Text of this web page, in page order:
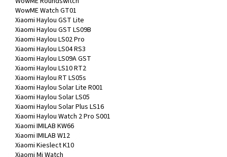
WowME Watch GT01
Xiaomi Haylou GST Lite
Xiaomi Haylou GST LS09B
Xiaomi Haylou LS02 Pro
Xiaomi Haylou LS04 RS3
Xiaomi Haylou LS09A GST
Xiaomi Haylou LS10 RT2
Xiaomi Haylou RT LS05s
Xiaomi Haylou Solar Lite R001
Xiaomi Haylou Solar LS05
Xiaomi Haylou Solar Plus LS16
Xiaomi Haylou Watch 2 Pro S001
Xiaomi IMILAB KW66
Xiaomi IMILAB W12
Xiaomi Kieslect K10
Xiaomi Mi Watch